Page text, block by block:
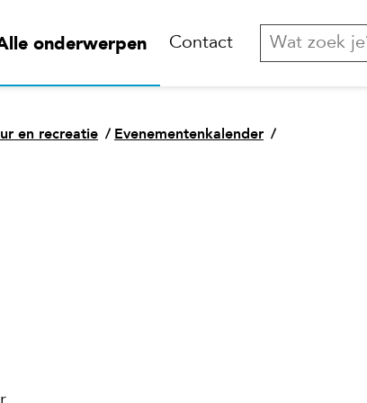
onderwerpen Contact
en recreatie / Evenementenkalender /